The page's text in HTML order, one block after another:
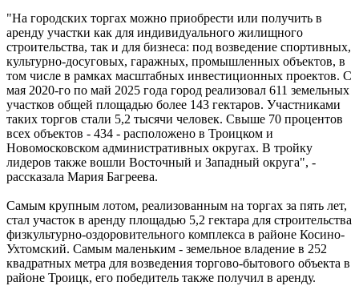
"На городских торгах можно приобрести или получить в
аренду участки как для индивидуального жилищного
строительства, так и для бизнеса: под возведение спортивных,
культурно-досуговых, гаражных, промышленных объектов, в
том числе в рамках масштабных инвестиционных проектов. С
мая 2020-го по май 2025 года город реализовал 611 земельных
участков общей площадью более 143 гектаров. Участниками
таких торгов стали 5,2 тысячи человек. Свыше 70 процентов
всех объектов - 434 - расположено в Троицком и
Новомосковском административных округах. В тройку
лидеров также вошли Восточный и Западный округа", -
рассказала Мария Багреева.
Самым крупным лотом, реализованным на торгах за пять лет,
стал участок в аренду площадью 5,2 гектара для строительства
физкультурно-оздоровительного комплекса в районе Косино-
Ухтомский. Самым маленьким - земельное владение в 252
квадратных метра для возведения торгово-бытового объекта в
районе Троицк, его победитель также получил в аренду.